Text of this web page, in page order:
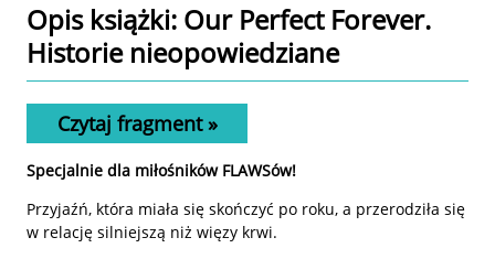
Opis książki: Our Perfect Forever.
Historie nieopowiedziane
Czytaj fragment »
Specjalnie dla miłośników FLAWSów!
Przyjaźń, która miała się skończyć po roku, a przerodziła się
w relację silniejszą niż więzy krwi.